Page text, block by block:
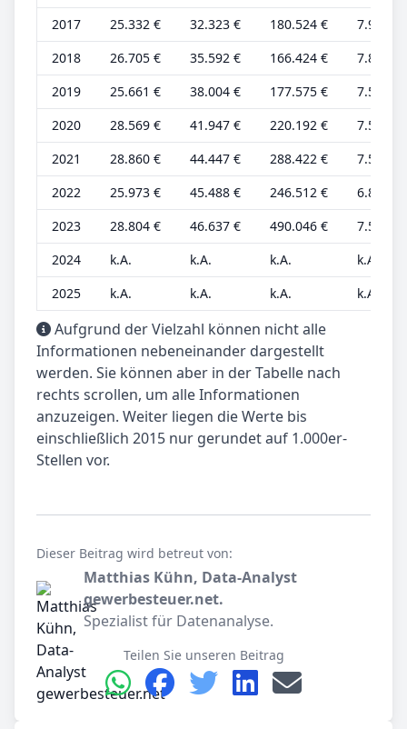
2017
25.332 € 32.323 € 180.524 €
7.916 €
2018
26.705 € 35.592 € 166.424 €
7.854 €
2019
25.661 € 38.004 € 177.575 €
7.547 €
2020
28.569 € 41.947 € 220.192 €
7.518 €
2021
28.860 € 44.447 € 288.422 €
7.595 €
2022
25.973 € 45.488 € 246.512 €
6.835 €
2023
28.804 € 46.637 € 490.046 €
7.580 €
2024
k.A. k.A. k.A.
k.A.
2025
k.A. k.A. k.A. k.A.
Aufgrund der Vielzahl können nicht alle
Informationen nebeneinander dargestellt
werden. Sie können aber in der Tabelle nach
rechts scrollen, um alle Informationen
anzuzeigen. Weiter liegen die Werte bis
einschließlich 2015 nur gerundet auf 1.000er-
Stellen vor.
Dieser Beitrag wird betreut von:
Matthias Kühn, Data-Analyst
gewerbesteuer.net.
Spezialist für Datenanalyse.
Teilen Sie unseren Beitrag